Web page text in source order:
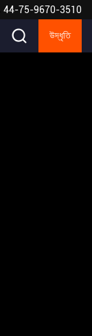
44-75-9670-3510
উদ্ধৃতি